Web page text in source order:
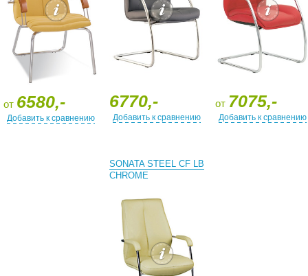
от 6580,-
Добавить к сравнению
6770,-
Добавить к сравнению
от 7075,-
Добавить к сравнению
SONATA STEEL CF LB
CHROME